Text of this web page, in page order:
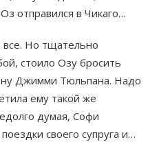
отправился в Чикаго…
все. Но тщательно
стоило Озу бросить
Джимми Тюльпана. Надо
ему такой же
думая, Софи
своего супруга и…